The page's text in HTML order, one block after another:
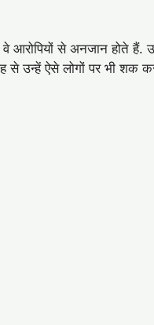
आरोपियों से अनजान होते हैं.
ऐसे लोगों पर भी शक